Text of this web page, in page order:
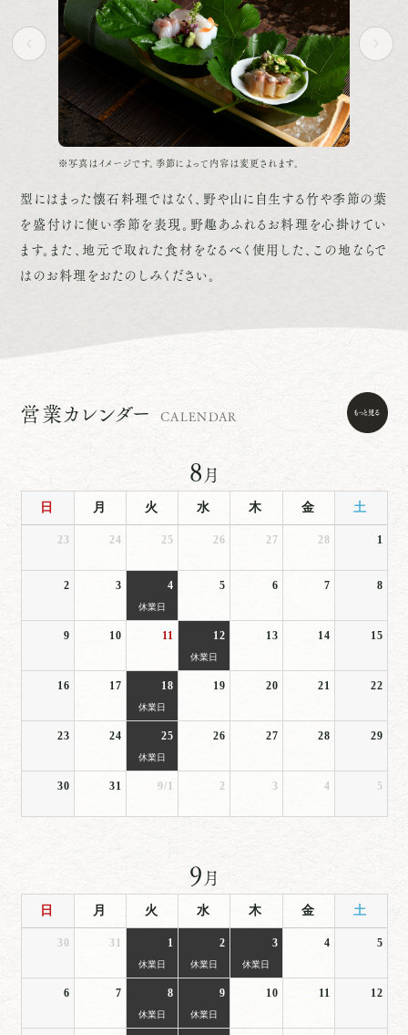
によって内容は変更されます。 ※写真はイメージです。季節によって内容は変
型にはまった懐石料理ではなく、野や山に自生する竹や季節の葉
を盛付けに使い季節を表現。野趣あふれるお料理を心掛けてい
ます。また、地元で取れた食材をなるべく使用した、この地ならで
はのお料理をおたのしみください。
営業カレンダー CALENDAR
8月
日 月 火 水 木 金 土
23 24 25 26 27 28 1
2 3 4
休業日
5 6 7 8
9 10 11 12
休業日
13 14 15
16 17 18
休業日
19 20 21 22
23 24 25
休業日
26 27 28 29
30 31 9/1 2 3 4 5
9月
日 月 火 水 木 金 土
30 31 1
休業日
2
休業日
3
休業日
4 5
6 7 8
休業日
9
休業日
10 11 12